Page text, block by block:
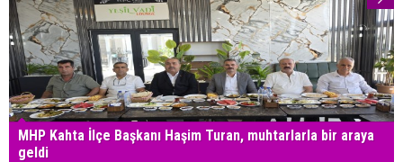
MHP Kahta İlçe Başkanı Haşim Turan, muhtarlarla bir araya
geldi